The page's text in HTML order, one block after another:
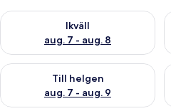
Ikväll
aug. 7 - aug. 8
Kontrollera tillgängligheten för
Till helgen
aug. 7 - aug. 9
Kontrollera tillgängligheten för